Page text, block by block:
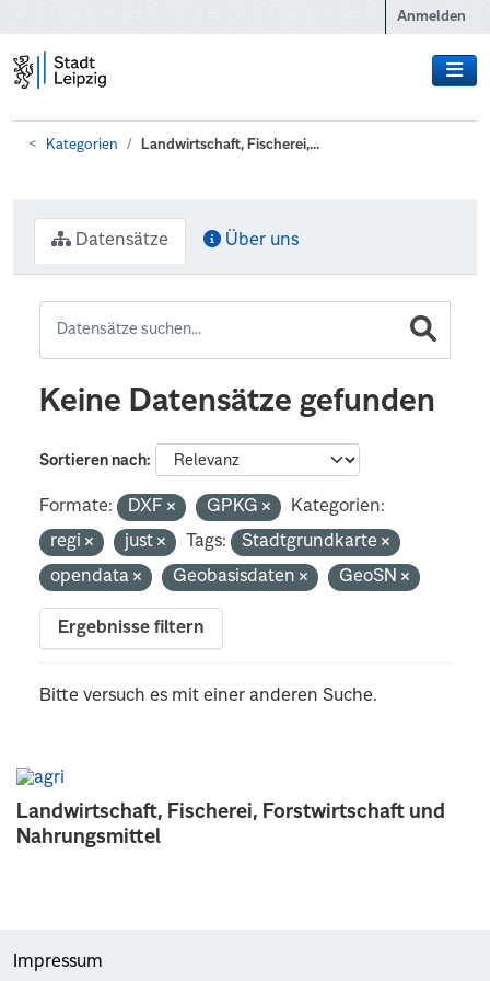
Anmelden
Kategorien Landwirtschaft, Fischerei,...
Landwirtschaft, Fischerei, Forstwirtschaft und
Nahrungsmittel
Datensätze Über uns
Keine Datensätze gefunden
Sortieren nach
Formate: DXF GPKG
Kategorien:
regi
just Tags:
Stadtgrundkarte
opendata
Geobasisdaten GeoSN
Ergebnisse filtern
Bitte versuch es mit einer anderen Suche.
Impressum